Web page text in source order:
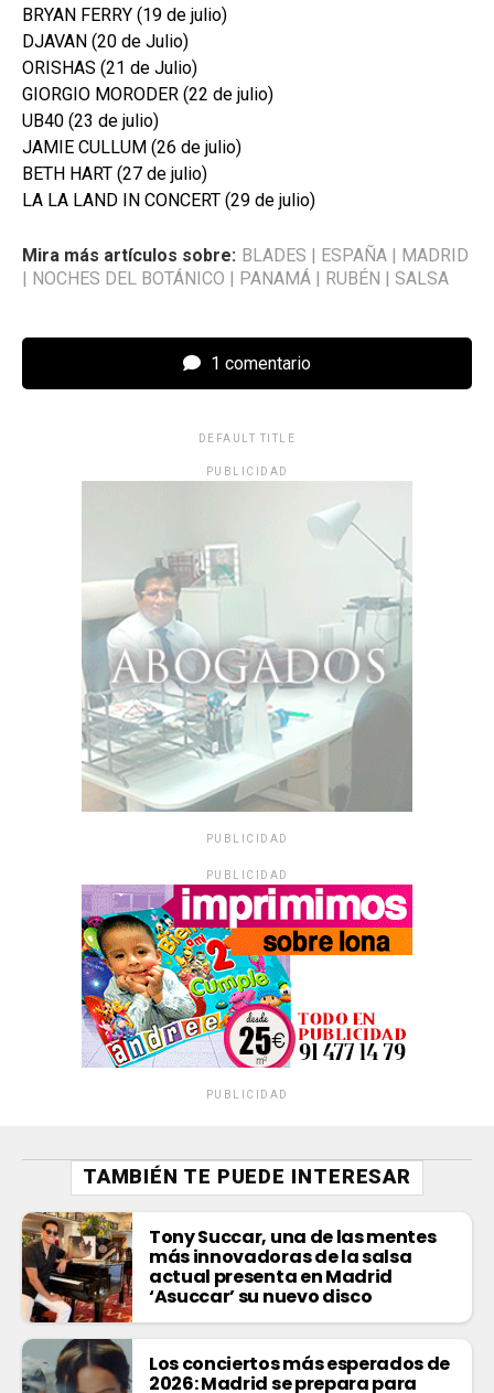
BRYAN FERRY (19 de julio)
DJAVAN (20 de Julio)
ORISHAS (21 de Julio)
GIORGIO MORODER (22 de julio)
UB40 (23 de julio)
JAMIE CULLUM (26 de julio)
BETH HART (27 de julio)
LA LA LAND IN CONCERT (29 de julio)
Mira más artículos sobre: BLADES | ESPAÑA | MADRID
| NOCHES DEL BOTÁNICO | PANAMÁ | RUBÉN | SALSA
1 comentario
DEFAULT TITLE
PUBLICIDAD
PUBLICIDAD
PUBLICIDAD
PUBLICIDAD
TAMBIÉN TE PUEDE INTERESAR
Tony Succar, una de las mentes
más innovadoras de la salsa
actual presenta en Madrid
‘Asuccar’ su nuevo disco
Los conciertos más esperados de
2026: Madrid se prepara para